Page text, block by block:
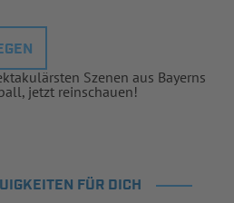
Szenen aus Bayerns
jetzt reinschauen!
FÜR DICH